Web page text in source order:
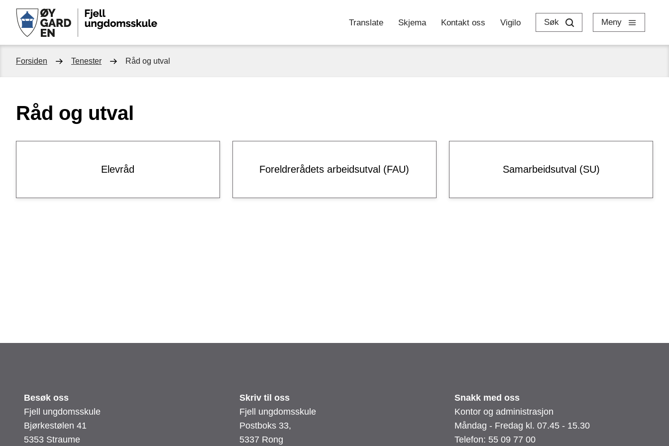
Fjell
ungdomsskule
Translate Skjema Kontakt oss Vigilo Søk Meny
Du
her:
Forsiden Tenester Råd og utval
Råd og utval
Elevråd Foreldrerådets arbeidsutval (FAU) Samarbeidsutval (SU)
Besøk oss
Fjell ungdomsskule
Bjørkestølen 41
5353 Straume
Skriv til oss
Fjell ungdomsskule
Postboks 33,
5337 Rong
Snakk med oss
Kontor og administrasjon
Måndag - Fredag kl. 07.45 - 15.30
Telefon: 55 09 77 00